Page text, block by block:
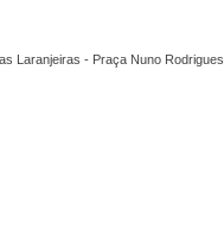
Laranjeiras - Praça Nuno